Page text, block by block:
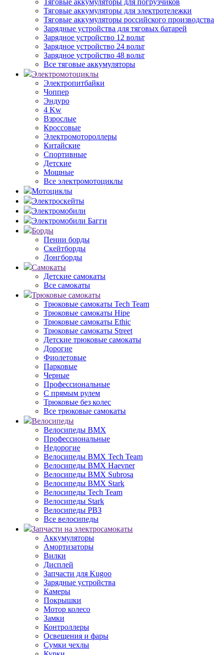
Тяговые аккумуляторы для погрузчиков
Тяговые аккумуляторы для электротележки
Тяговые аккумуляторы российского производства
Зарядные устройства для тяговых батарей
Зарядное устройство 12 вольт
Зарядное устройство 24 вольт
Зарядное устройство 48 вольт
Все тяговые аккумуляторы
Электромотоциклы
Электропитбайки
Чоппер
Эндуро
4 Kw
Взрослые
Кроссовые
Электромотороллеры
Китайские
Спортивные
Детские
Мощные
Все электромотоциклы
Мотоциклы
Электроскейты
Электромобили
Электромобили Багги
Борды
Пенни борды
Скейтборды
Лонгборды
Самокаты
Детские самокаты
Все самокаты
Трюковые самокаты
Трюковые самокаты Tech Team
Трюковые самокаты Hipe
Трюковые самокаты Ethic
Трюковые самокаты Street
Детские трюковые самокаты
Дорогие
Фиолетовые
Парковые
Черные
Профессиональные
С прямым рулем
Трюковые без колес
Все трюковые самокаты
Велосипеды
Велосипеды BMX
Профессиональные
Недорогие
Велосипеды BMX Tech Team
Велосипеды BMX Haevner
Велосипеды BMX Subrosa
Велосипеды BMX Stark
Велосипеды Tech Team
Велосипеды Stark
Велосипеды РВЗ
Все велосипеды
Запчасти на электросамокаты
Аккумуляторы
Амортизаторы
Вилки
Дисплей
Запчасти для Kugoo
Зарядные устройства
Камеры
Покрышки
Мотор колесо
Замки
Контроллеры
Освещения и фары
Сумки чехлы